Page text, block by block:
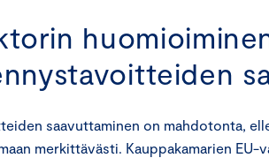
saavuttaminen on mahdotonta,
merkittävästi. Kauppakamarien EU-